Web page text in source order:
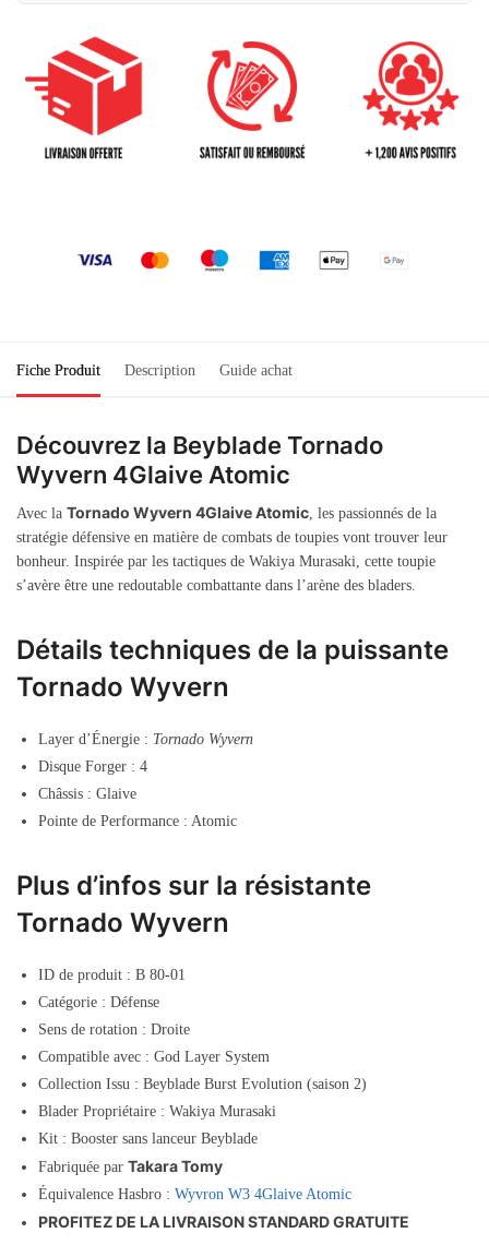
Fiche Produit Description Guide achat
Découvrez la Beyblade Tornado
Wyvern 4Glaive Atomic
Avec la Tornado Wyvern 4Glaive Atomic, les passionnés de la
stratégie défensive en matière de combats de toupies vont trouver leur
bonheur. Inspirée par les tactiques de Wakiya Murasaki, cette toupie
s’avère être une redoutable combattante dans l’arène des bladers.
Détails techniques de la puissante
Tornado Wyvern
Layer d’Énergie : Tornado Wyvern
Disque Forger : 4
Châssis : Glaive
Pointe de Performance : Atomic
Plus d’infos sur la résistante
Tornado Wyvern
ID de produit : B 80-01
Catégorie : Défense
Sens de rotation : Droite
Compatible avec : God Layer System
Collection Issu : Beyblade Burst Evolution (saison 2)
Blader Propriétaire : Wakiya Murasaki
Kit : Booster sans lanceur Beyblade
Fabriquée par Takara Tomy
Équivalence Hasbro : Wyvron W3 4Glaive Atomic
PROFITEZ DE LA LIVRAISON STANDARD GRATUITE